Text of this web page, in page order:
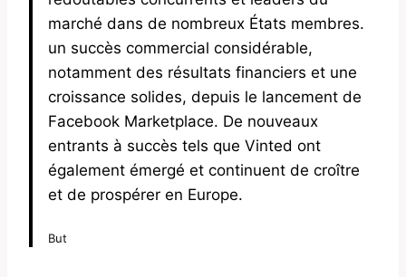
marché dans de nombreux États membres.
un succès commercial considérable,
notamment des résultats financiers et une
croissance solides, depuis le lancement de
Facebook Marketplace. De nouveaux
entrants à succès tels que Vinted ont
également émergé et continuent de croître
et de prospérer en Europe.
But